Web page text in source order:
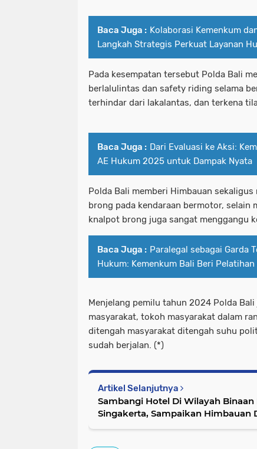
Baca Juga : Kolaborasi Kemenkum
Langkah Strategis Perkuat Layanan
Pada kesempatan tersebut Polda Bali
berlalulintas dan safety riding selama
terhindar dari lakalantas, dan terkena
Baca Juga : Dari Evaluasi ke Aksi:
AE Hukum 2025 untuk Dampak Nyata
Polda Bali memberi Himbauan
brong pada kendaraan bermotor, selain
knalpot brong juga sangat menggangu
Baca Juga : Paralegal sebagai Garda
Hukum: Kemenkum Bali Beri
Menjelang pemilu tahun 2024 Polda Bali
masyarakat, tokoh masyarakat dalam
ditengah masyarakat ditengah suhu
sudah berjalan. (*)
Artikel Selanjutnya
Sambangi Hotel Di Wilayah
Singakerta, Sampaikan Himbauan